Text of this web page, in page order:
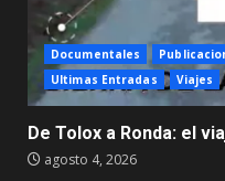
Documentales
Ultimas Entradas
Viajes
De Tolox a Ronda: el
agosto 4, 2026